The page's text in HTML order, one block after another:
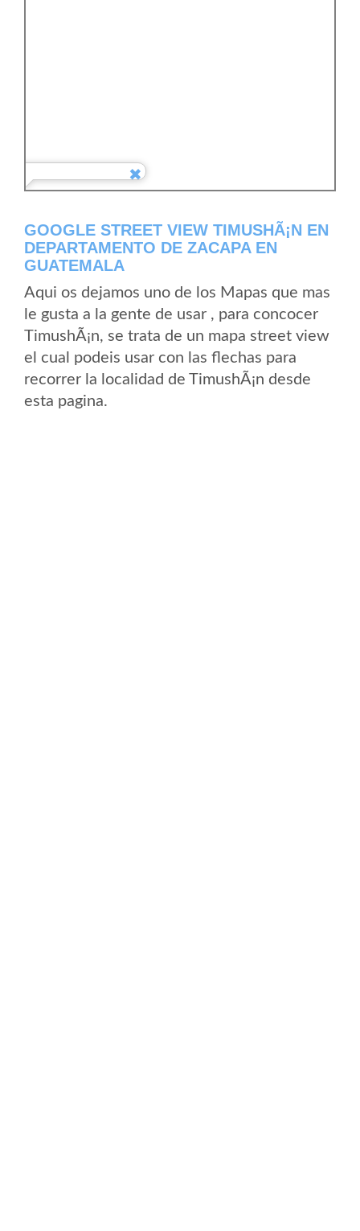
GOOGLE STREET VIEW TIMUSHÃ¡N EN
DEPARTAMENTO DE ZACAPA EN
GUATEMALA
Aqui os dejamos uno de los Mapas que mas
le gusta a la gente de usar , para concocer
TimushÃ¡n, se trata de un mapa street view
el cual podeis usar con las flechas para
recorrer la localidad de TimushÃ¡n desde
esta pagina.